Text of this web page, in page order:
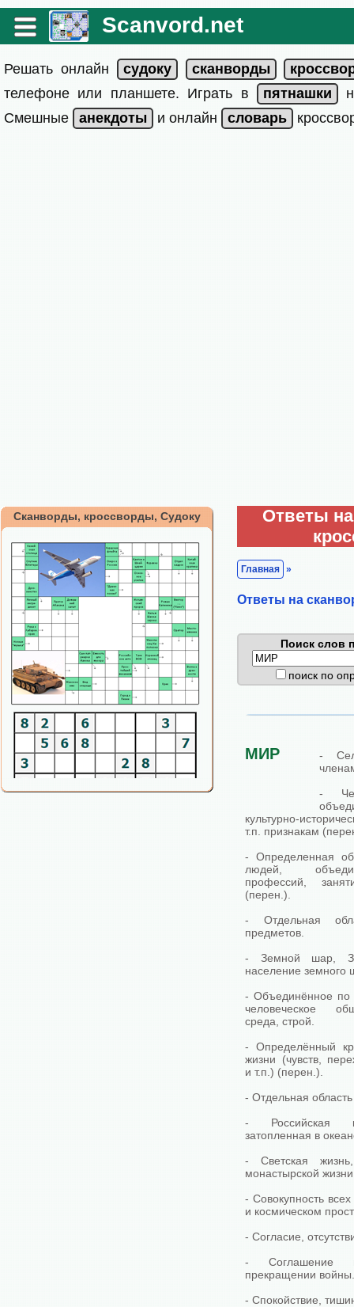
Scanvord.net
Решать онлайн
телефоне или планшете. Играть в
Смешные
и онлайн
Сканворды, кроссворды, Судоку
Ответы
Главная »
Ответы на
Поиск слов
поиск по
МИР
-
-
культурно-
т.п. признакам
- Определенная
людей,
профессий,
(перен.).
- Отдельная
предметов.
- Земной шар,
население земного
- Объединённое по
человеческое
среда, строй.
- Определённый
жизни (чувств,
и т.п.) (перен.).
- Отдельная
- Российская
затопленная в
- Светская
монастырской
- Совокупность
и космическом
- Согласие,
- Соглашение
прекращении войны.
- Спокойствие,